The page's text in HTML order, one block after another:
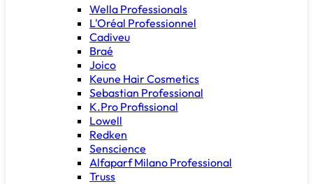
Wella Professionals
L'Oréal Professionnel
Cadiveu
Braé
Joico
Keune Hair Cosmetics
Sebastian Professional
K.Pro Profissional
Lowell
Redken
Senscience
Alfaparf Milano Professional
Truss